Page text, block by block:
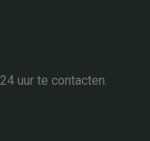
uur te contacten.